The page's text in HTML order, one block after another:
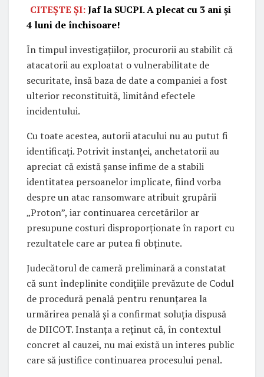
CITEȘTE ȘI:Jaf la SUCPI. A plecat cu 3 ani și
4 luni de închisoare!
În timpul investigațiilor, procurorii au stabilit că
atacatorii au exploatat o vulnerabilitate de
securitate, însă baza de date a companiei a fost
ulterior reconstituită, limitând efectele
incidentului.
Cu toate acestea, autorii atacului nu au putut fi
identificați. Potrivit instanței, anchetatorii au
apreciat că există șanse infime de a stabili
identitatea persoanelor implicate, fiind vorba
despre un atac ransomware atribuit grupării
„Proton”, iar continuarea cercetărilor ar
presupune costuri disproporționate în raport cu
rezultatele care ar putea fi obținute.
Judecătorul de cameră preliminară a constatat
că sunt îndeplinite condițiile prevăzute de Codul
de procedură penală pentru renunțarea la
urmărirea penală și a confirmat soluția dispusă
de DIICOT. Instanța a reținut că, în contextul
concret al cauzei, nu mai există un interes public
care să justifice continuarea procesului penal.